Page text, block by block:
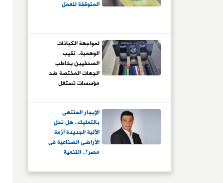
المتوقفة للعمل
لمواجهة الكيانات
الوهمية.. نقيب
الصحفيين يخاطب
الجهات المختصة ضد
مؤسسات تستغل
الإيجار المنتهى
بالتمليك.. هل تحل
الآلية الجديدة أزمة
الأراضى الصناعية فى
مصر؟.. التنمية
الإيجارية 5% من سعر